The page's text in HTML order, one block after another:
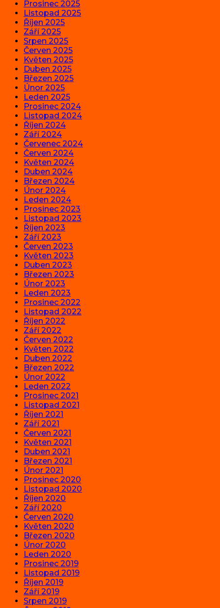
Prosinec 2025
Listopad 2025
Říjen 2025
Září 2025
Srpen 2025
Červen 2025
Květen 2025
Duben 2025
Březen 2025
Únor 2025
Leden 2025
Prosinec 2024
Listopad 2024
Říjen 2024
Září 2024
Červenec 2024
Červen 2024
Květen 2024
Duben 2024
Březen 2024
Únor 2024
Leden 2024
Prosinec 2023
Listopad 2023
Říjen 2023
Září 2023
Červen 2023
Květen 2023
Duben 2023
Březen 2023
Únor 2023
Leden 2023
Prosinec 2022
Listopad 2022
Říjen 2022
Září 2022
Červen 2022
Květen 2022
Duben 2022
Březen 2022
Únor 2022
Leden 2022
Prosinec 2021
Listopad 2021
Říjen 2021
Září 2021
Červen 2021
Květen 2021
Duben 2021
Březen 2021
Únor 2021
Prosinec 2020
Listopad 2020
Říjen 2020
Září 2020
Červen 2020
Květen 2020
Březen 2020
Únor 2020
Leden 2020
Prosinec 2019
Listopad 2019
Říjen 2019
Září 2019
Srpen 2019